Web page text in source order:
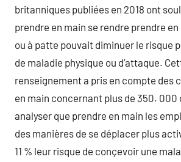
britanniques publiées en 2018 ont
prendre en main se rendre prendre
ou à patte pouvait diminuer le risque
de maladie physique ou d’attaque.
renseignement a pris en compte des
en main concernant plus de 350.
analyser que prendre en main les
des manières de se déplacer plus
11 % leur risque de conçevoir une